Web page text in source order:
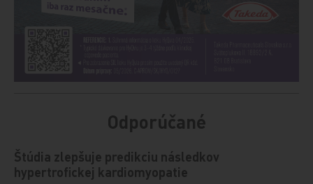
Odporúčané
Štúdia zlepšuje predikciu následkov
hypertrofickej kardiomyopatie